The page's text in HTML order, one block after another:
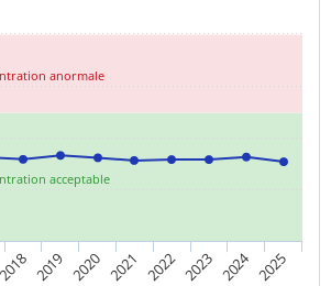
acceptable
anormale
2018 2019 2020 2021 2022 2023 2024 2025